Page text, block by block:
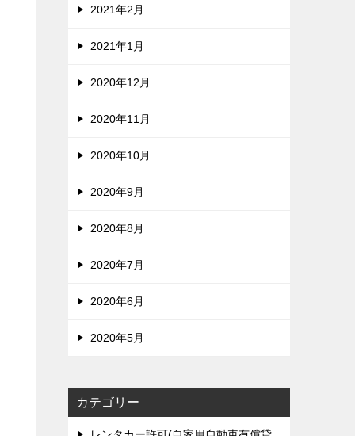
2021年2月
2021年1月
2020年12月
2020年11月
2020年10月
2020年9月
2020年8月
2020年7月
2020年6月
2020年5月
カテゴリー